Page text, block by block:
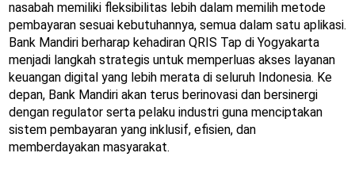
nasabah memiliki fleksibilitas lebih dalam memilih metode
pembayaran sesuai kebutuhannya, semua dalam satu aplikasi.
Bank Mandiri berharap kehadiran QRIS Tap di Yogyakarta
menjadi langkah strategis untuk memperluas akses layanan
keuangan digital yang lebih merata di seluruh Indonesia. Ke
depan, Bank Mandiri akan terus berinovasi dan bersinergi
dengan regulator serta pelaku industri guna menciptakan
sistem pembayaran yang inklusif, efisien, dan
memberdayakan masyarakat.